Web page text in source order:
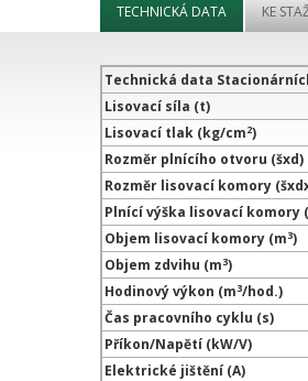
TECHNICKÁ DATA KE
Technická data
Lisovací síla (t)
Lisovací tlak (kg/cm2)
Rozměr plnícího otvoru (šxd)
Rozměr lisovací komory
Plnící výška lisovací komory
Objem lisovací komory (m3)
Objem zdvihu (m3)
Hodinový výkon (m3/hod.)
Čas pracovního cyklu (s)
Příkon/Napětí (kW/V)
Elektrické jištění (A)